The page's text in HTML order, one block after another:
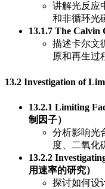
讲解光反应
和非循环光
13.1.7 The Calvin
描述卡尔文
原和再生过
13.2 Investigation of
13.2.1 Limiting
制因子）
分析影响光
度、二氧化
13.2.2
用速率的研究）
探讨如何设